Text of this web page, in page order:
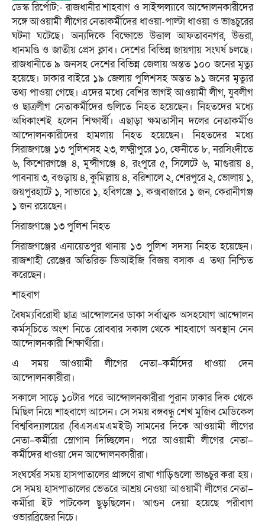
ডেস্ক রির্পোট:- রাজধানীর শাহবাগ ও সাইন্সল্যাবে আন্দোলনকারীদের
সঙ্গে আওয়ামী লীগের নেতাকর্মীদের ধাওয়া-পাল্টা ধাওয়া ও ভাঙচুরের
ঘটনা ঘটেছে। অন্যদিকে বিক্ষোভে উত্তাল আফতাবনগর, উত্তরা,
ধানমণ্ডি ও জাতীয় প্রেস ক্লাব। দেশের বিভিন্ন জায়গায় সংঘর্ষ চলছে।
রাজধানীতে ৯ জনসহ দেশের বিভিন্ন জেলায় অন্তত ১০০ জনের মৃত্যু
হয়েছে। ঢাকার বাইরে ১৯ জেলায় পুলিশসহ অন্তত ৯১ জনের মৃত্যুর
তথ্য পাওয়া গেছে। এদের মধ্যে বেশির ভাগই আওয়ামী লীগ, যুবলীগ
ও ছাত্রলীগ নেতাকর্মীদের গুলিতে নিহত হয়েছেন। নিহতদের মধ্যে
অধিকাংশই হলেন শিক্ষার্থী। এছাড়া ক্ষমতাসীন দলের নেতাকর্মীও
আন্দোলনকারীদের হামলায় নিহত হয়েছেন। নিহতদের মধ্যে
সিরাজগঞ্জে ১৩ পুলিশসহ ২৩, লক্ষ্মীপুরে ১০, ফেনীতে ৮, নরসিংদীতে
৬, কিশোরগঞ্জে ৪, মুন্সীগঞ্জে ৪, রংপুরে ৫, সিলেটে ৬, মাগুরায় ৪,
পাবনায় ৩, বগুড়ায় ৪, কুমিল্লায় ৪, বরিশালে ২, শেরপুরে ২, ভোলায় ১,
জয়পুরহাটে ১, সাভারে ১, হবিগঞ্জে ১, কক্সবাজারে ১ জন, কেরানীগঞ্জ
১ জন রয়েছেন।
সিরাজগঞ্জে ১৩ পুলিশ নিহত
সিরাজগঞ্জের এনায়েতপুর থানায় ১৩ পুলিশ সদস্য নিহত হয়েছেন।
রাজশাহী রেঞ্জের অতিরিক্ত ডিআইজি বিজয় বসাক এ তথ্য নিশ্চিত
করেছেন।
শাহবাগ
বৈষম্যবিরোধী ছাত্র আন্দোলনের ডাকা সর্বাত্মক অসহযোগ আন্দোলন
কর্মসূচিতে অংশ নিতে রোববার সকাল থেকে শাহবাগে অবস্থান নেন
আন্দোলনকারী শিক্ষার্থীরা।
এ সময় আওয়ামী লীগের নেতা–কর্মীদের ধাওয়া দেন
আন্দোলনকারীরা।
সকালে সাড়ে ১০টার পরে আন্দোলনকারীরা পুরান ঢাকার দিক থেকে
মিছিল নিয়ে শাহবাগে আসেন। সে সময় বঙ্গবন্ধু শেখ মুজিব মেডিকেল
বিশ্ববিদ্যালয়ের (বিএসএমএমইউ) সামনের দিকে আওয়ামী লীগের
নেতা–কর্মীরা স্লোগান দিচ্ছিলেন। পরে আওয়ামী লীগের নেতা–
কর্মীদের ধাওয়া দেন আন্দোলনকারীরা।
সংঘর্ষের সময় হাসপাতালের প্রাঙ্গণে রাখা গাড়িগুলো ভাঙচুর করা হয়।
সে সময় হাসপাতালের ভেতরে আশ্রয় নেওয়া আওয়ামী লীগের নেতা–
কর্মীরা ইট পাটকেল ছুড়ছিলেন। আগুন দেয়া হয়েছে পরীবাগ
ওভারব্রিজের নিচে।